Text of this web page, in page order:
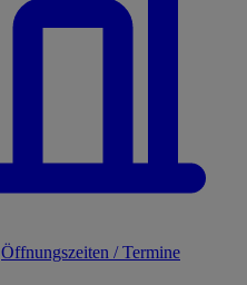
Öffnungszeiten / Termine